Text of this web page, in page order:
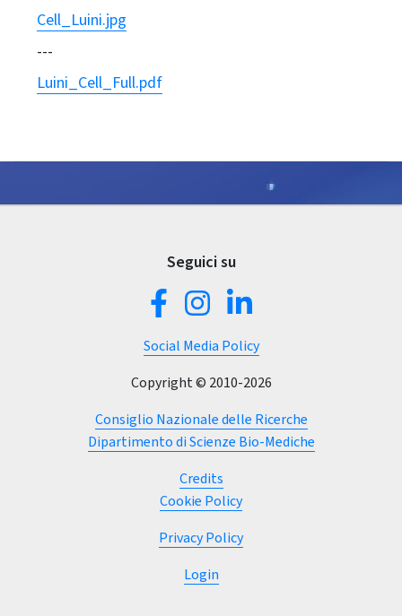
Cell_Luini.jpg
---
Luini_Cell_Full.pdf
Seguici su
Social Media Policy
Copyright © 2010-2026
Consiglio Nazionale delle Ricerche
Dipartimento di Scienze Bio-Mediche
Credits
Cookie Policy
Privacy Policy
Login(current)